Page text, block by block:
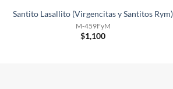
Santito Lasallito (Virgencitas y Santitos Rym)
M-459FyM
$1,100